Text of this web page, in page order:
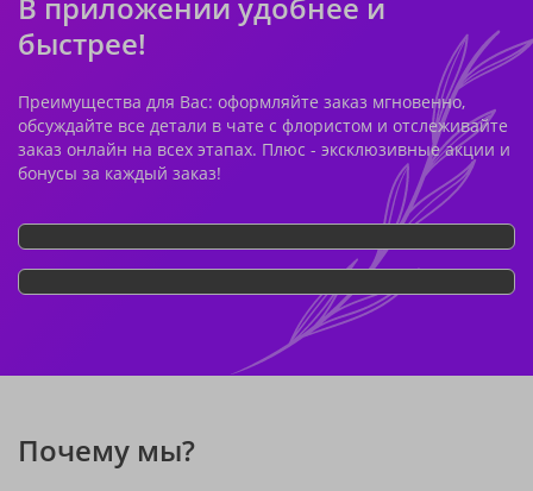
быстрее!
Преимущества для Вас: оформляйте заказ мгновенно,
обсуждайте все детали в чате с флористом и отслеживайте
заказ онлайн на всех этапах. Плюс - эксклюзивные акции и
бонусы за каждый заказ!
Почему мы?